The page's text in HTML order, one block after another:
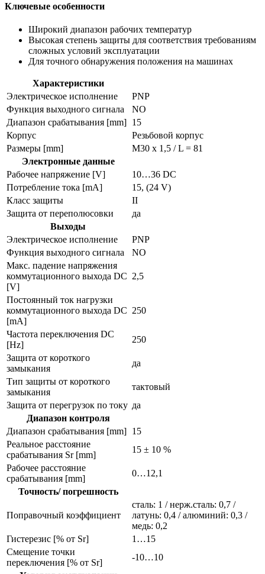
Ключевые особенности
Широкий диапазон рабочих температур
Высокая степень защиты для соответствия требованиям
сложных условий эксплуатации
Для точного обнаружения положения на машинах
Характеристики
Электрическое исполнение
PNP
Функция выходного сигнала
NO
Диапазон срабатывания [mm] 15
Корпус
Резьбовой корпус
Размеры [mm]
M30 x 1,5 / L = 81
Электронные данные
Рабочее напряжение [V]
10…36 DC
Потребление тока [mA]
15, (24 V)
Класс защиты
II
Защита от переполюсовки
да
Выходы
Электрическое исполнение
PNP
Функция выходного сигнала
NO
Макс. падение напряжения
коммутационного выхода DC
[V]
2,5
Постоянный ток нагрузки
коммутационного выхода DC
[mA]
250
Частота переключения DC
[Hz]
250
Защита от короткого
замыкания
да
Тип защиты от короткого
замыкания
тактовый
Защита от перегрузок по току да
Диапазон контроля
Диапазон срабатывания [mm] 15
Реальное расстояние
срабатывания Sr [mm]
15 ± 10 %
Рабочее расстояние
срабатывания [mm]
0…12,1
Точность/ погрешность
Поправочный коэффициент
сталь: 1 / нерж.сталь: 0,7 /
латунь: 0,4 / алюминий: 0,3 /
медь: 0,2
Гистерезис [% от Sr]
1…15
Смещение точки
переключения [% от Sr]
-10…10